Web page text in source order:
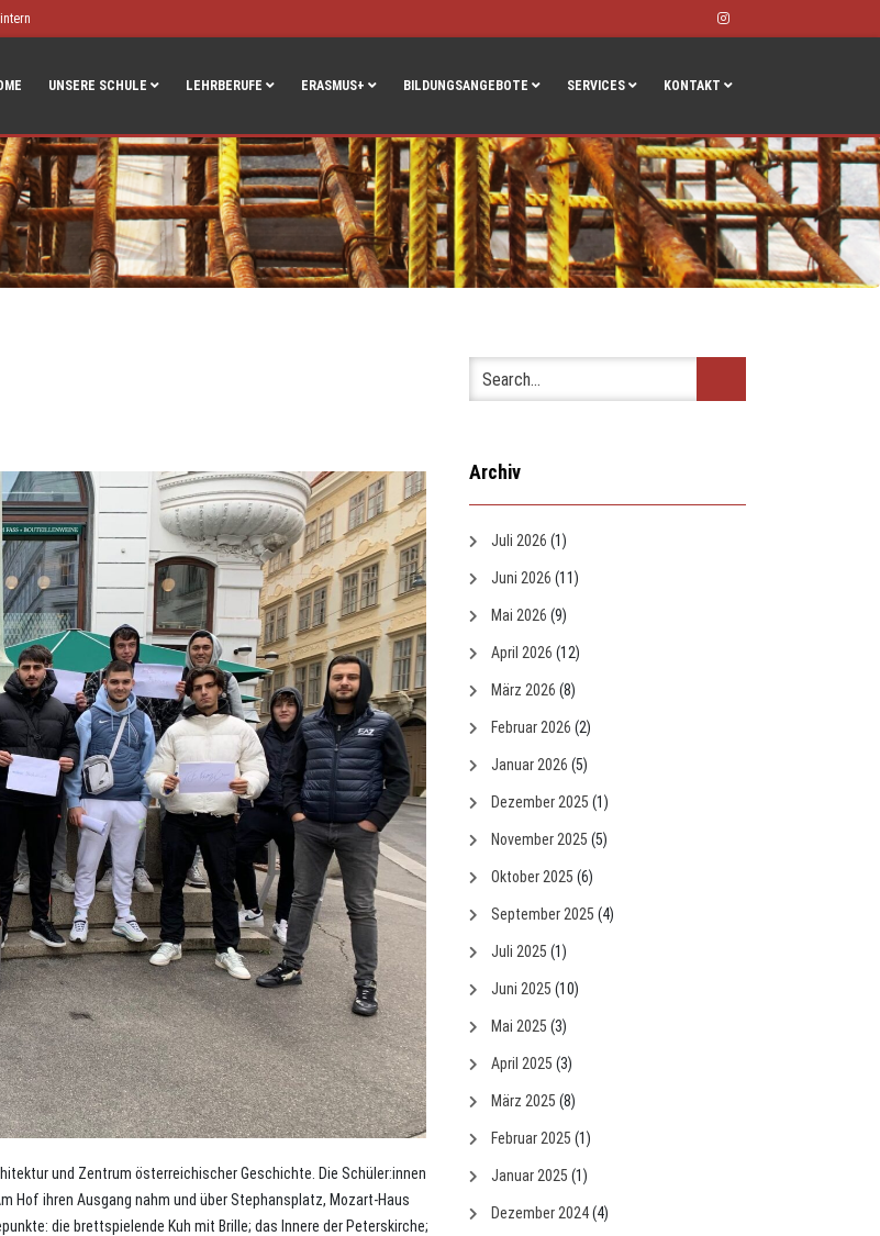
UNSERE SCHULE LEHRBERUFE ERASMUS+ BILDUNGSANGEBOTE SERVICES KONTAKT
und Zentrum österreichischer Geschichte. Die Schüler:innen
Hof ihren Ausgang nahm und über Stephansplatz, Mozart-Haus
die brettspielende Kuh mit Brille; das Innere der Peterskirche;
Archiv
Juli 2026 (1)
Juni 2026 (11)
Mai 2026 (9)
April 2026 (12)
März 2026 (8)
Februar 2026 (2)
Januar 2026 (5)
Dezember 2025 (1)
November 2025 (5)
Oktober 2025 (6)
September 2025 (4)
Juli 2025 (1)
Juni 2025 (10)
Mai 2025 (3)
April 2025 (3)
März 2025 (8)
Februar 2025 (1)
Januar 2025 (1)
Dezember 2024(4)